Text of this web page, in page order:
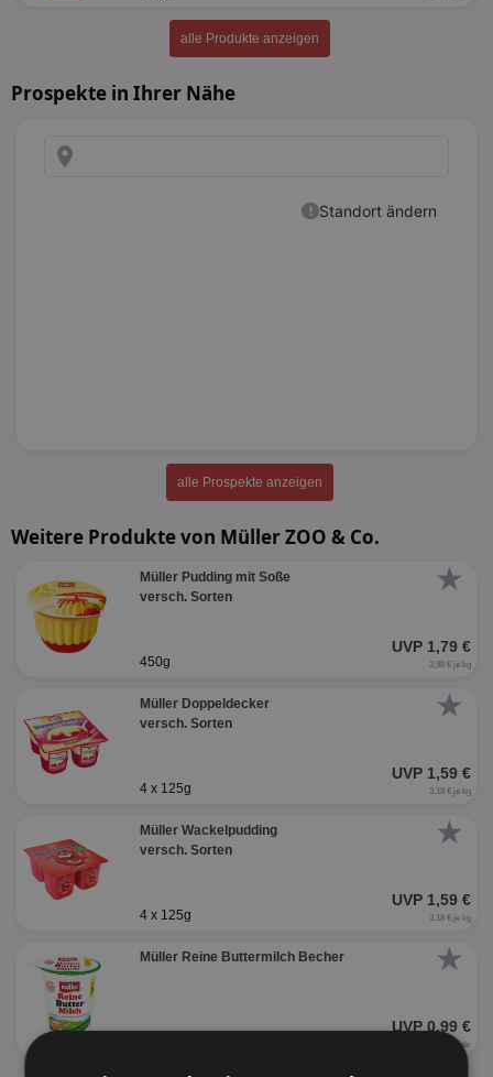
alle Produkte anzeigen
Prospekte in Ihrer Nähe
alle Prospekte anzeigen
Weitere Produkte von Müller ZOO & Co.
★
Müller Pudding mit Soße
versch. Sorten
UVP 1,79 €
450g 3,98 € je kg
★
Müller Doppeldecker
versch. Sorten
UVP 1,59 €
4 x 125g 3,18 € je kg
★
Müller Wackelpudding
versch. Sorten
UVP 1,59 €
4 x 125g 3,18 € je kg
★
Müller Reine Buttermilch Becher
UVP 0,99 €
1,98 € je Liter